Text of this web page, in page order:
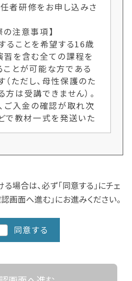
者研修をお申し込みさ
の注意事項】
ることを希望する16歳
習を含む全ての課程を
ことが可能な方である
（ただし、母性保護のた
は受講できません）。
ご入金の確認が取れ次
で教材一式を発送いた
開講までお待ちいただ
いします。又、人数によ
合もございます。ご了承
日程や時間を変更する
すので、ご了承くださ
、実習など時間数が異
ますので、詳細な日程
場合は、必ず「同意する」にチェ
画面へ進む」にお進みください。
同意する